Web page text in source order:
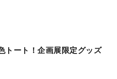
トート！企画展限定グッズ